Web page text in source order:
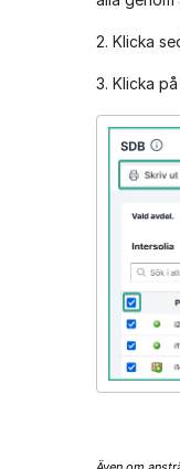
2. Klicka
3. Klicka